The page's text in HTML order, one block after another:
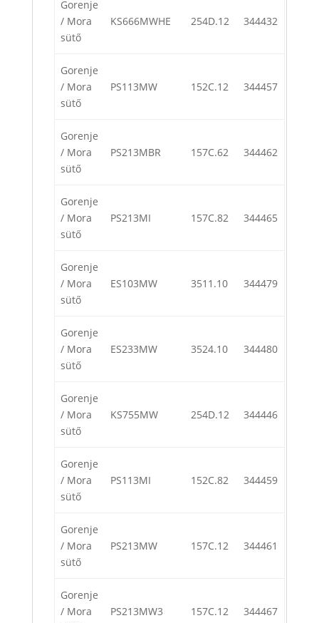
Gorenje
/ Mora
sütő
KS666MWHE 254D.12 344432
Gorenje
/ Mora
sütő
PS113MW 152C.12 344457
Gorenje
/ Mora
sütő
PS213MBR 157C.62 344462
Gorenje
/ Mora
sütő
PS213MI 157C.82 344465
Gorenje
/ Mora
sütő
ES103MW 3511.10 344479
Gorenje
/ Mora
sütő
ES233MW 3524.10 344480
Gorenje
/ Mora
sütő
KS755MW 254D.12 344446
Gorenje
/ Mora
sütő
PS113MI 152C.82 344459
Gorenje
/ Mora
sütő
PS213MW 157C.12 344461
Gorenje
/ Mora
PS213MW3 157C.12 344467